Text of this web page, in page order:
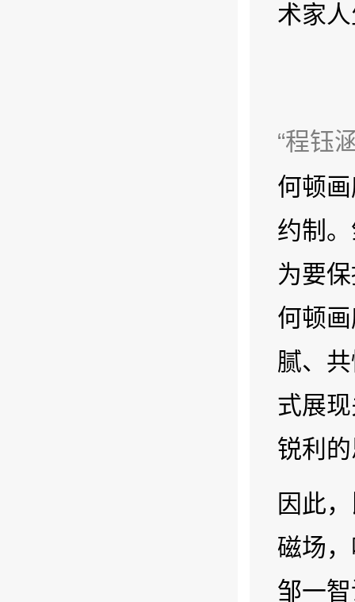
术家
“程钰
何顿
约制
为要
何顿
腻、
式展
锐利
因此
磁场
邹一